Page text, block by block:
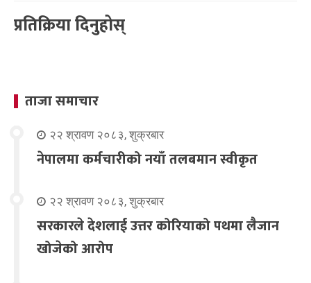
प्रतिक्रिया दिनुहोस्
ताजा समाचार
२२ श्रावण २०८३, शुक्रबार
नेपालमा कर्मचारीको नयाँ तलबमान स्वीकृत
२२ श्रावण २०८३, शुक्रबार
सरकारले देशलाई उत्तर कोरियाको पथमा लैजान
खोजेको आरोप